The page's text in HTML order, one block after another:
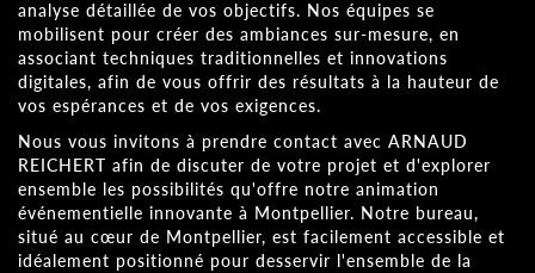
analyse détaillée de vos objectifs. Nos équipes se
mobilisent pour créer des ambiances sur-mesure, en
associant techniques traditionnelles et innovations
digitales, afin de vous offrir des résultats à la hauteur de
vos espérances et de vos exigences.
Nous vous invitons à prendre contact avec ARNAUD
REICHERT afin de discuter de votre projet et d'explorer
ensemble les possibilités qu'offre notre animation
événementielle innovante à Montpellier. Notre bureau,
situé au cœur de Montpellier, est facilement accessible et
idéalement positionné pour desservir l'ensemble de la